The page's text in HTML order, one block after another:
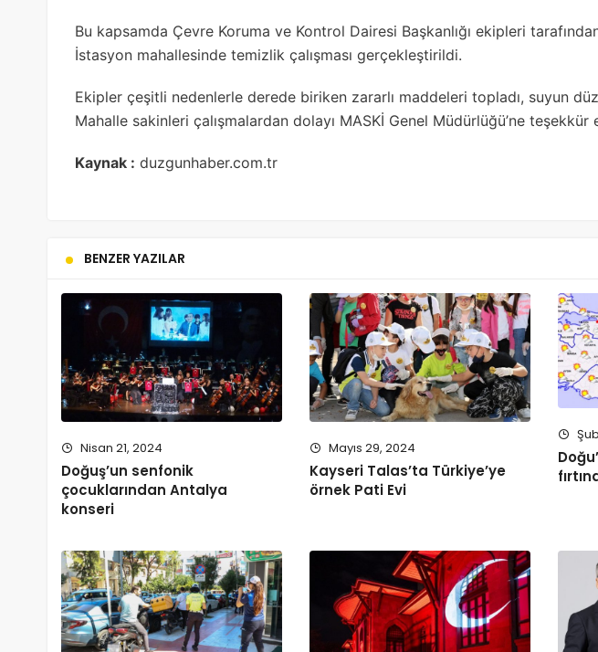
Bu kapsamda Çevre Koruma ve Kontrol Dairesi Başkanlığı ekipleri
İstasyon mahallesinde temizlik çalışması gerçekleştirildi.
Ekipler çeşitli nedenlerle derede biriken zararlı maddeleri topladı, suyun
Mahalle sakinleri çalışmalardan dolayı MASKİ Genel Müdürlüğü’ne teşekkür
Kaynak : duzgunhaber.com.tr
BENZER YAZILAR
Nisan 21, 2024
Doğuş’un senfonik
çocuklarından Antalya
konseri
Mayıs 29, 2024
Kayseri Talas’ta Türkiye’ye
örnek Pati Evi